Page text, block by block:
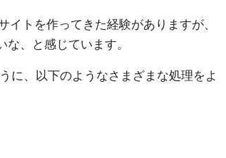
トを作ってきた経験がありますが、
、と感じています。
に、以下のようなさまざまな処理をよ